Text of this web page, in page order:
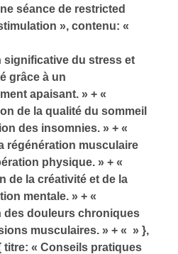
séance de restricted
», contenu: «
significative du stress et
grâce à un
apaisant. » + «
de la qualité du sommeil
des insomnies. » + «
régénération musculaire
physique. » + «
de la créativité et de la
mentale. » + «
des douleurs chroniques
musculaires. » + « » },
titre: « Conseils pratiques